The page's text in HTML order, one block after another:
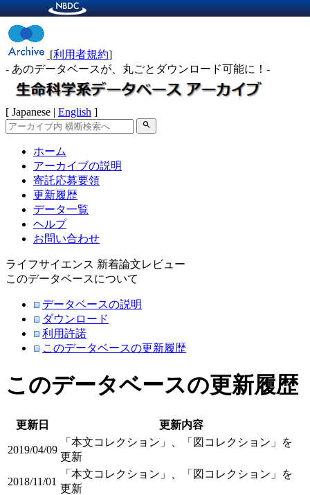
[利用者規約]
- あのデータベースが、丸ごとダウンロード可能に！-
[ Japanese | English ]
search
ホーム
アーカイブの説明
寄託応募要領
更新履歴
データ一覧
ヘルプ
お問い合わせ
ライフサイエンス 新着論文レビュー
このデータベースについて
データベースの説明
ダウンロード
利用許諾
このデータベースの更新履歴
このデータベースの更新履歴
更新日 更新内容
2019/04/09
「本文コレクション」、「図コレクション」を
更新
2018/11/01
「本文コレクション」、「図コレクション」を
更新